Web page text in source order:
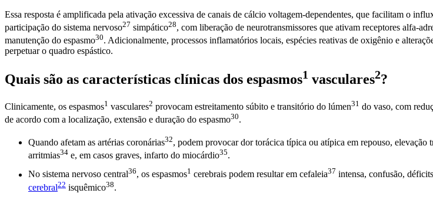
Essa resposta é amplificada pela ativação excessiva de canais de cálcio voltagem-dependentes, que facilitam o
participação do sistema nervoso27 simpático28, com liberação de neurotransmissores que ativam receptores alfa-
manutenção do espasmo30. Adicionalmente, processos inflamatórios locais, espécies reativas de oxigênio e
perpetuar o quadro espástico.
Quais são as características clínicas dos espasmos1 vasculares2?
Clinicamente, os espasmos1 vasculares2 provocam estreitamento súbito e transitório do lúmen31 do vaso, com
de acordo com a localização, extensão e duração do espasmo30.
Quando afetam as artérias coronárias32, podem provocar dor torácica típica ou atípica em repouso, elevação
arritmias34 e, em casos graves, infarto do miocárdio35.
No sistema nervoso central36, os espasmos1 cerebrais podem resultar em cefaleia37 intensa, confusão,
cerebral22 isquêmico38.